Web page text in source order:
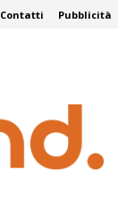
Contatti Pubblicità